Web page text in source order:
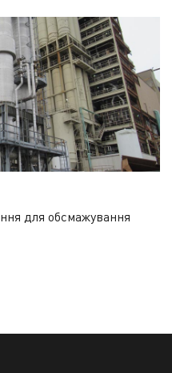
для обсмажування